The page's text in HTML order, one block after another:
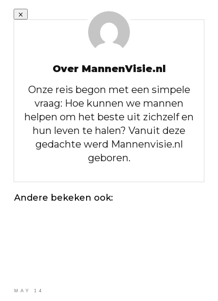
Over MannenVisie.nl
Onze reis begon met een simpele
vraag: Hoe kunnen we mannen
helpen om het beste uit zichzelf en
hun leven te halen? Vanuit deze
gedachte werd Mannenvisie.nl
geboren.
Andere bekeken ook:
MAY 14